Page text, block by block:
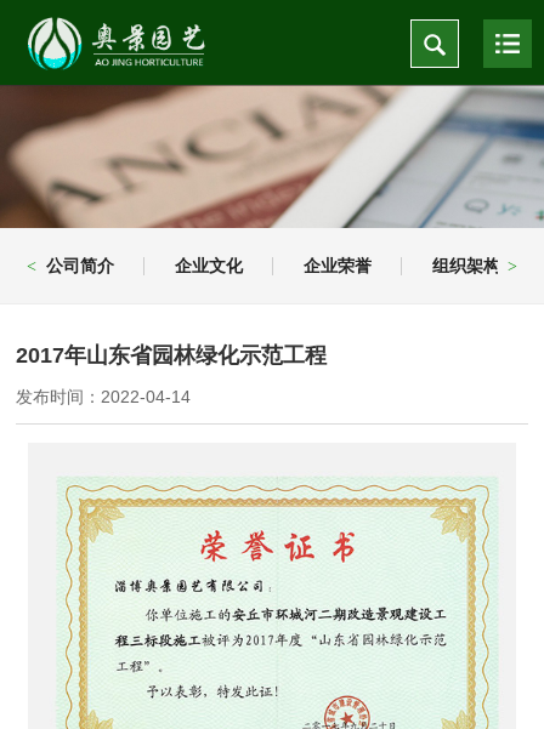
公司简介 企业文化 企业荣誉 组织架构
< >
2017年山东省园林绿化示范工程
发布时间：2022-04-14